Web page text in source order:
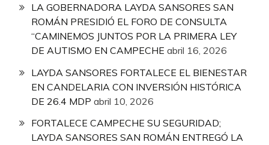
LA GOBERNADORA LAYDA SANSORES SAN
ROMÁN PRESIDIÓ EL FORO DE CONSULTA
“CAMINEMOS JUNTOS POR LA PRIMERA LEY
DE AUTISMO EN CAMPECHE abril 16, 2026
LAYDA SANSORES FORTALECE EL BIENESTAR
EN CANDELARIA CON INVERSIÓN HISTÓRICA
DE 26.4 MDP abril 10, 2026
FORTALECE CAMPECHE SU SEGURIDAD;
LAYDA SANSORES SAN ROMÁN ENTREGÓ LA